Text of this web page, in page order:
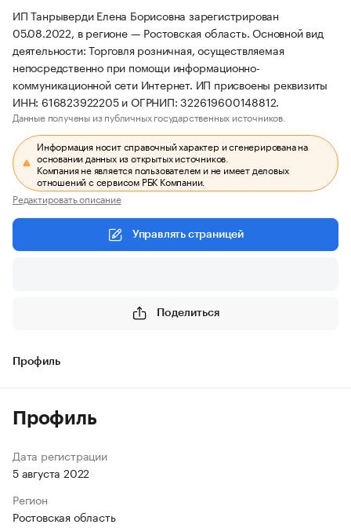
ИП Танрыверди Елена Борисовна зарегистрирован
05.08.2022, в регионе — Ростовская область. Основной вид
деятельности: Торговля розничная, осуществляемая
непосредственно при помощи информационно-
коммуникационной сети Интернет. ИП присвоены реквизиты
ИНН: 616823922205 и ОГРНИП: 322619600148812.
Данные получены из публичных государственных источников.
Информация носит справочный характер и сгенерирована на
основании данных из открытых источников.
Компания не является пользователем и не имеет деловых
отношений с сервисом РБК Компании.
Редактировать описание
Управлять страницей
Поделиться
Профиль
Профиль
Дата регистрации
5 августа 2022
Регион
Ростовская область